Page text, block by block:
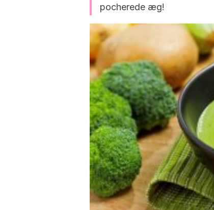
pocherede æg!